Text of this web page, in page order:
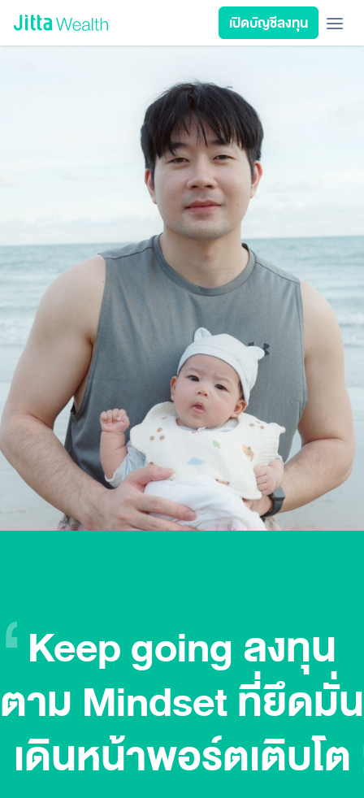
เปิดบัญชีลงทุน
Keep going ลงทุน
ตาม Mindset ที่ยึดมั่น
เดินหน้าพอร์ตเติบโต